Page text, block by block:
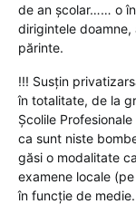
de an școlar…… o
dirigintele
părinte.
!!! Susțin
în totalitate, de la
Școlile
ca sunt niste
găsi o modalitate
examene locale
în funcție de medie.